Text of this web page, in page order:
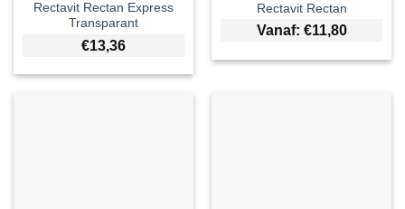
Rectavit Rectan Express
Transparant
€13,36
Rectavit Rectan
Vanaf: €11,80